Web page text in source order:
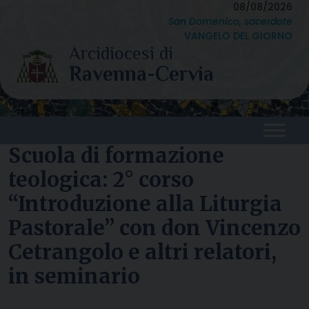
content
08/08/2026
San Domenico, sacerdote
VANGELO DEL GIORNO
Scuola di formazione
teologica: 2° corso
“Introduzione alla Liturgia
Pastorale” con don Vincenzo
Cetrangolo e altri relatori,
in seminario